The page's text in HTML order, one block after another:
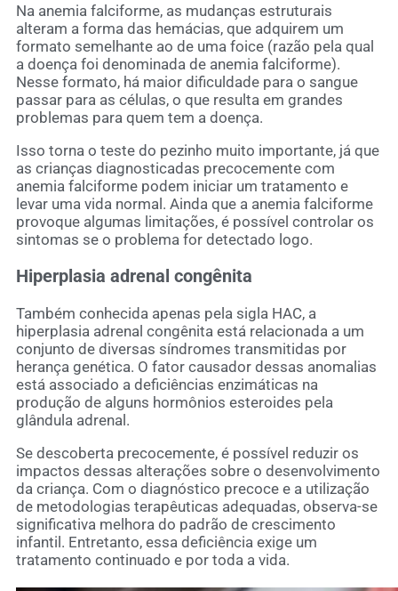
Na anemia falciforme, as mudanças estruturais
alteram a forma das hemácias, que adquirem um
formato semelhante ao de uma foice (razão pela qual
a doença foi denominada de anemia falciforme).
Nesse formato, há maior dificuldade para o sangue
passar para as células, o que resulta em grandes
problemas para quem tem a doença.
Isso torna o teste do pezinho muito importante, já que
as crianças diagnosticadas precocemente com
anemia falciforme podem iniciar um tratamento e
levar uma vida normal. Ainda que a anemia falciforme
provoque algumas limitações, é possível controlar os
sintomas se o problema for detectado logo.
Hiperplasia adrenal congênita
Também conhecida apenas pela sigla HAC, a
hiperplasia adrenal congênita está relacionada a um
conjunto de diversas síndromes transmitidas por
herança genética. O fator causador dessas anomalias
está associado a deficiências enzimáticas na
produção de alguns hormônios esteroides pela
glândula adrenal.
Se descoberta precocemente, é possível reduzir os
impactos dessas alterações sobre o desenvolvimento
da criança. Com o diagnóstico precoce e a utilização
de metodologias terapêuticas adequadas, observa-se
significativa melhora do padrão de crescimento
infantil. Entretanto, essa deficiência exige um
tratamento continuado e por toda a vida.